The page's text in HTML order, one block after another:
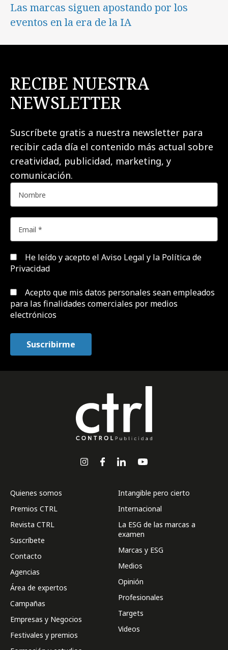
Las marcas siguen apostando por los
eventos en la era de la IA
RECIBE NUESTRA
NEWSLETTER
Suscríbete gratis a nuestra newsletter para
recibir cada día el contenido más actual sobre
creatividad, publicidad, marketing, y
comunicación.
He leído y acepto el Aviso Legal y la Política de
Privacidad
Acepto que mis datos personales sean empleados
para las finalidades comerciales por medios
electrónicos
Quienes somos
Premios CTRL
Revista CTRL
Suscríbete
Contacto
Agencias
Área de expertos
Campañas
Empresas y Negocios
Festivales y premios
Intangible pero cierto
Internacional
La ESG de las marcas a
examen
Marcas y ESG
Medios
Opinión
Profesionales
Targets
Videos